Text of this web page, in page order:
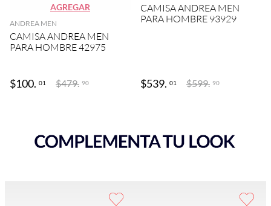
AGREGAR
ANDREA MEN
CAMISA ANDREA MEN
PARA HOMBRE 42975
$100. 01 $479. 90
CAMISA ANDREA MEN
PARA HOMBRE 93929
$539. 01 $599. 90